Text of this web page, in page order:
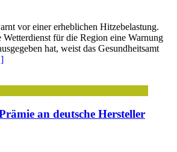
vor einer erheblichen Hitzebelastung.
Wetterdienst für die Region eine Warnung
hat, weist das Gesundheitsamt
an deutsche Hersteller